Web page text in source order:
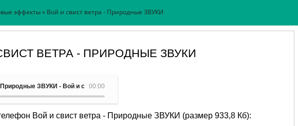
эффекты» Вой и свист ветра - Природные ЗВУКИ
ВЕТРА - ПРИРОДНЫЕ ЗВУКИ
00:00
Природные ЗВУКИ - Вой и свист ветра
Вой и свист ветра - Природные ЗВУКИ (размер 933,8 Кб):